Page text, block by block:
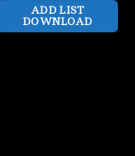
ADD LIST
DOWNLOAD